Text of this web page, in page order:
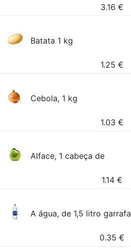
3.16 €
Batata 1 kg
1.25 €
Cebola, 1 kg
1.03 €
Alface, 1 cabeça de
1.14 €
A água, de 1,5 litro garrafa
0.35 €